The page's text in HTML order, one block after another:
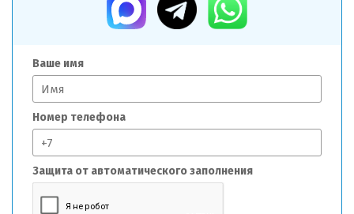
Ваше имя
Номер телефона
Защита от автоматического заполнения